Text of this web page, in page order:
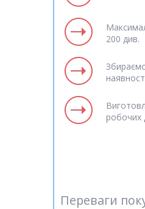
200 див.
робочих
Переваги